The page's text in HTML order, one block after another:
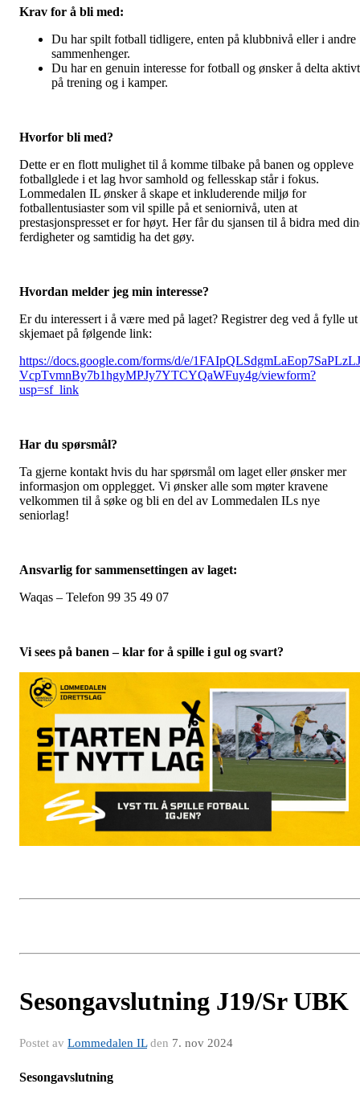
Krav for å bli med:
Du har spilt fotball tidligere, enten på klubbnivå eller i andre
sammenhenger.
Du har en genuin interesse for fotball og ønsker å delta aktivt
på trening og i kamper.
Hvorfor bli med?
Dette er en flott mulighet til å komme tilbake på banen og oppleve
fotballglede i et lag hvor samhold og fellesskap står i fokus.
Lommedalen IL ønsker å skape et inkluderende miljø for
fotballentusiaster som vil spille på et seniornivå, uten at
prestasjonspresset er for høyt. Her får du sjansen til å bidra med
ferdigheter og samtidig ha det gøy.
Hvordan melder jeg min interesse?
Er du interessert i å være med på laget? Registrer deg ved å fylle ut
skjemaet på følgende link:
https://docs.google.com/forms/d/e/1FAIpQLSdgmLaEop7SaPLzLJ
VcpTvmnBy7b1hgyMPJy7YTCYQaWFuy4g/viewform?
usp=sf_link
Har du spørsmål?
Ta gjerne kontakt hvis du har spørsmål om laget eller ønsker mer
informasjon om opplegget. Vi ønsker alle som møter kravene
velkommen til å søke og bli en del av Lommedalen ILs nye
seniorlag!
Ansvarlig for sammensettingen av laget:
Waqas – Telefon 99 35 49 07
Vi sees på banen – klar for å spille i gul og svart?
Sesongavslutning J19/Sr UBK
Postet av Lommedalen ILden 7. nov 2024
Sesongavslutning